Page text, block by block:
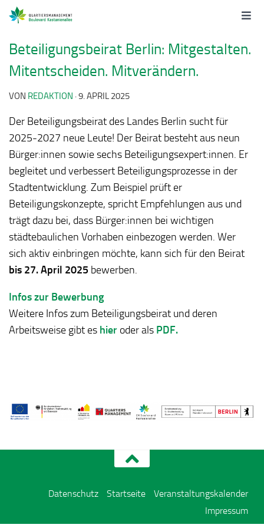
Beteiligungsbeirat Berlin: Mitgestalten.
Mitentscheiden. Mitverändern.
VON REDAKTION ·9. APRIL 2025
Der Beteiligungsbeirat des Landes Berlin sucht für
2025-2027 neue Leute! Der Beirat besteht aus neun
Bürger:innen sowie sechs Beteiligungsexpert:innen. Er
begleitet und verbessert Beteiligungsprozesse in der
Stadtentwicklung. Zum Beispiel prüft er
Beteiligungskonzepte, spricht Empfehlungen aus und
trägt dazu bei, dass Bürger:innen bei wichtigen
städtebaulichen Vorhaben einbezogen werden. Wer
sich aktiv einbringen möchte, kann sich für den Beirat
bis 27. April 2025 bewerben.
Infos zur Bewerbung
Weitere Infos zum Beteiligungsbeirat und deren
Arbeitsweise gibt es hier oder als PDF.
Veranstaltungskalender
Startseite
Datenschutz
Impressum